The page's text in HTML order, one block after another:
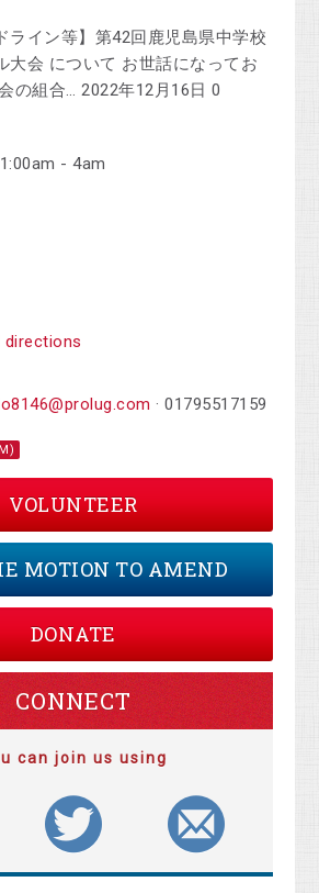
ライン等】第42回鹿児島県中学校
大会 について お世話になってお
の組合… 2022年12月16日 0
- 4am
directions
· 01795517159
VOLUNTEER
MOTION TO AMEND
DONATE
CONNECT
can join us using